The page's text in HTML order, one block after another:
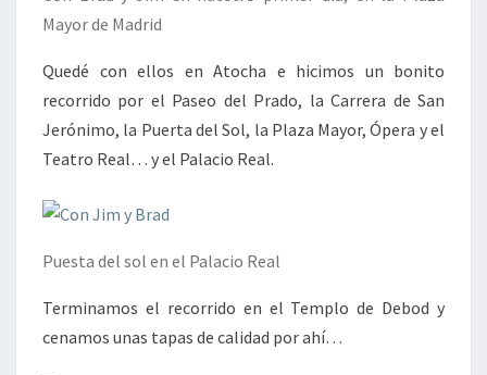
Mayor de Madrid
Quedé con ellos en Atocha e hicimos un bonito
recorrido por el Paseo del Prado, la Carrera de San
Jerónimo, la Puerta del Sol, la Plaza Mayor, Ópera y el
Teatro Real… y el Palacio Real.
Puesta del sol en el Palacio Real
Terminamos el recorrido en el Templo de Debod y
cenamos unas tapas de calidad por ahí…